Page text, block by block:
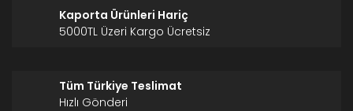
Kaporta Ürünleri Hariç
5000TL Üzeri Kargo Ücretsiz
Tüm Türkiye Teslimat
Hızlı Gönderi